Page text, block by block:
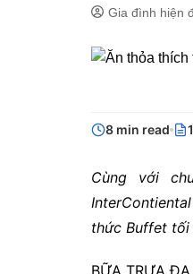
Gia đình hiện
8 min read
Cùng với
thức Buffet tối